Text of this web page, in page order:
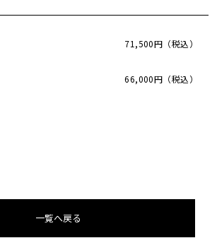
71,500円（税込）
66,000円（税込）
一覧へ戻る